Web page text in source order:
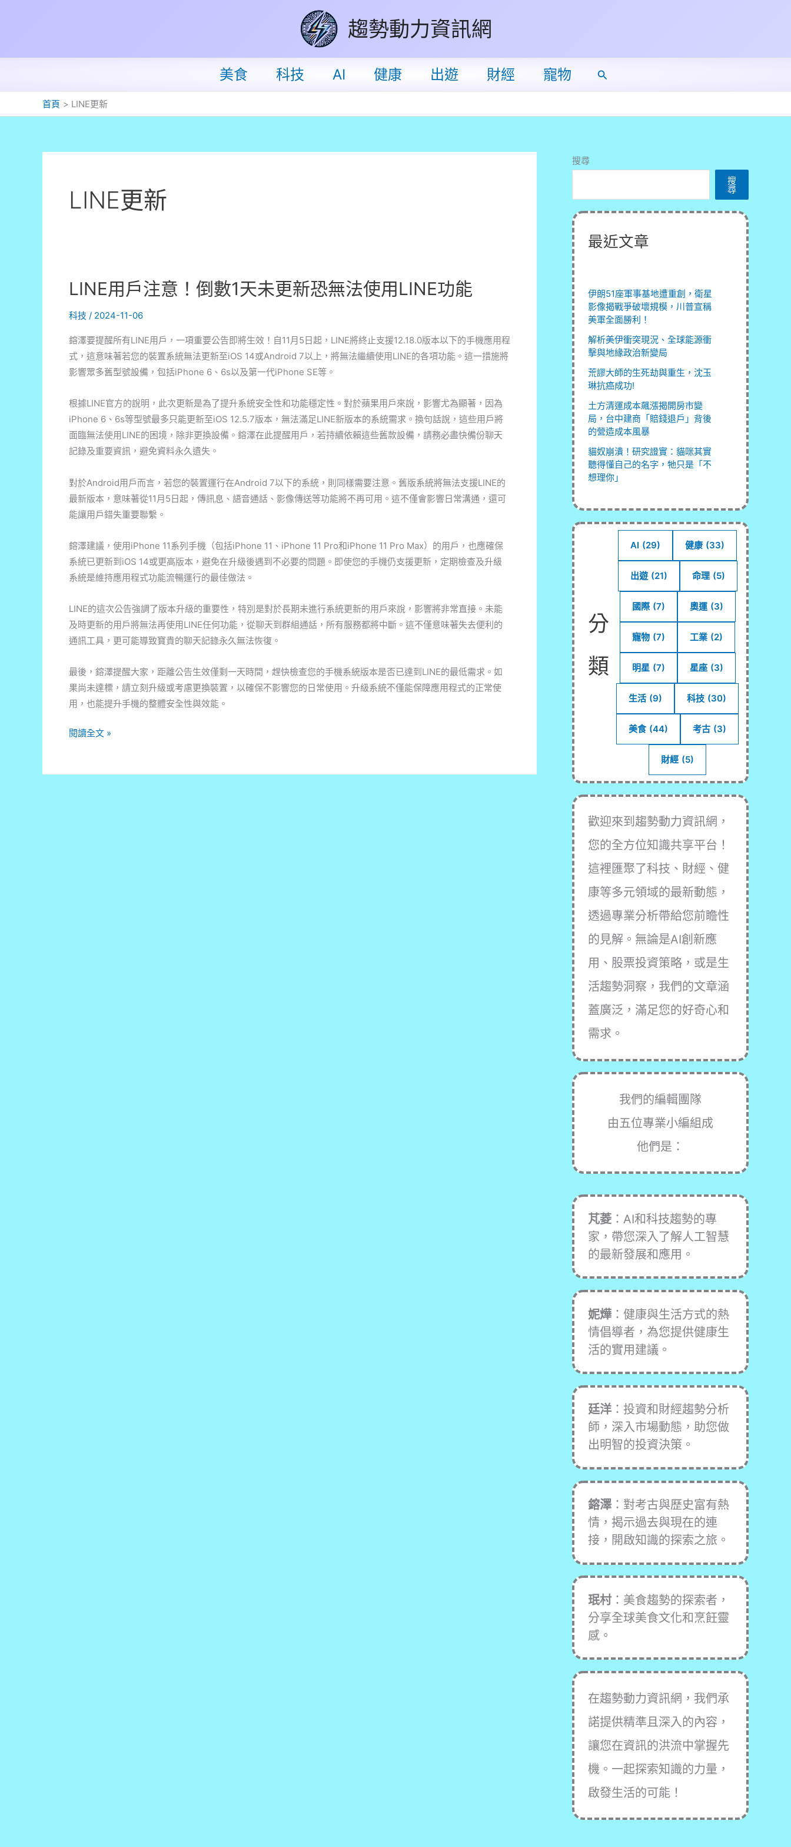
要
趨勢動力資訊網
美食 科技 AI 健康 出遊 財經 寵物
搜
首頁 LINE更新
LINE更新
LINE用戶注意！倒數1天未更新恐無法使用LINE功能
科技 / 2024-11-06
鎔澤要提醒所有LINE用戶，一項重要公告即將生效！自11月5日起，LINE將終止支援12.18.0版本以下的手機應用程
式，這意味著若您的裝置系統無法更新至iOS 14或Android 7以上，將無法繼續使用LINE的各項功能。這一措施將
影響眾多舊型號設備，包括iPhone 6、6s以及第一代iPhone SE等。
根據LINE官方的說明，此次更新是為了提升系統安全性和功能穩定性。對於蘋果用戶來說，影響尤為顯著，因為
iPhone 6、6s等型號最多只能更新至iOS 12.5.7版本，無法滿足LINE新版本的系統需求。換句話說，這些用戶將
面臨無法使用LINE的困境，除非更換設備。鎔澤在此提醒用戶，若持續依賴這些舊款設備，請務必盡快備份聊天
記錄及重要資訊，避免資料永久遺失。
對於Android用戶而言，若您的裝置運行在Android 7以下的系統，則同樣需要注意。舊版系統將無法支援LINE的
最新版本，意味著從11月5日起，傳訊息、語音通話、影像傳送等功能將不再可用。這不僅會影響日常溝通，還可
能讓用戶錯失重要聯繫。
鎔澤建議，使用iPhone 11系列手機（包括iPhone 11、iPhone 11 Pro和iPhone 11 Pro Max）的用戶，也應確保
系統已更新到iOS 14或更高版本，避免在升級後遇到不必要的問題。即使您的手機仍支援更新，定期檢查及升級
系統是維持應用程式功能流暢運行的最佳做法。
LINE的這次公告強調了版本升級的重要性，特別是對於長期未進行系統更新的用戶來說，影響將非常直接。未能
及時更新的用戶將無法再使用LINE任何功能，從聊天到群組通話，所有服務都將中斷。這不僅意味著失去便利的
通訊工具，更可能導致寶貴的聊天記錄永久無法恢復。
最後，鎔澤提醒大家，距離公告生效僅剩一天時間，趕快檢查您的手機系統版本是否已達到LINE的最低需求。如
果尚未達標，請立刻升級或考慮更換裝置，以確保不影響您的日常使用。升級系統不僅能保障應用程式的正常使
用，也能提升手機的整體安全性與效能。
LINE
閱讀全文 »
搜尋
搜
尋
最近文章
伊朗51座軍事基地遭重創，衛星
影像揭戰爭破壞規模，川普宣稱
美軍全面勝利！
解析美伊衝突現況、全球能源衝
擊與地緣政治新變局
荒謬大師的生死劫與重生，沈玉
琳抗癌成功!
土方清運成本飆漲揭開房市變
局，台中建商「賠錢退戶」背後
的營造成本風暴
貓奴崩潰！研究證實：貓咪其實
聽得懂自己的名字，牠只是「不
想理你」
分
類
AI (29) 健康 (33)
出遊 (21) 命理 (5)
國際 (7) 奧運 (3)
寵物 (7) 工業 (2)
明星 (7) 星座 (3)
生活 (9) 科技 (30)
美食 (44) 考古 (3)
財經 (5)
歡迎來到趨勢動力資訊網，
您的全方位知識共享平台！
這裡匯聚了科技、財經、健
康等多元領域的最新動態，
透過專業分析帶給您前瞻性
的見解。無論是AI創新應
用、股票投資策略，或是生
活趨勢洞察，我們的文章涵
蓋廣泛，滿足您的好奇心和
需求。
我們的編輯團隊
由五位專業小編組成
他們是：
芃菱：AI和科技趨勢的專
家，帶您深入了解人工智慧
的最新發展和應用。
妮燁：健康與生活方式的熱
情倡導者，為您提供健康生
活的實用建議。
廷洋：投資和財經趨勢分析
師，深入市場動態，助您做
出明智的投資決策。
鎔澤：對考古與歷史富有熱
情，揭示過去與現在的連
接，開啟知識的探索之旅。
珉村：美食趨勢的探索者，
分享全球美食文化和烹飪靈
感。
在趨勢動力資訊網，我們承
諾提供精準且深入的內容，
讓您在資訊的洪流中掌握先
機。一起探索知識的力量，
啟發生活的可能！